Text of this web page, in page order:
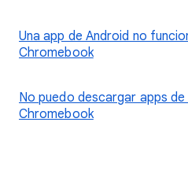
Una app de Android no
Chromebook
No puedo descargar apps de
Chromebook